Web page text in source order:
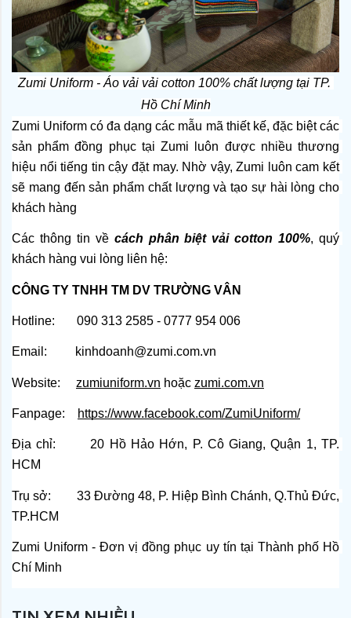
Zumi Uniform - Áo vải vải cotton 100% chất lượng tại TP.
Hồ Chí Minh
Zumi Uniform có đa dạng các mẫu mã thiết kế, đặc biệt các
sản phẩm đồng phục tại Zumi luôn được nhiều thương
hiệu nổi tiếng tin cậy đặt may. Nhờ vậy, Zumi luôn cam kết
sẽ mang đến sản phẩm chất lượng và tạo sự hài lòng cho
khách hàng
Các thông tin về cách phân biệt vải cotton 100%, quý
khách hàng vui lòng liên hệ:
CÔNG TY TNHH TM DV TRƯỜNG VÂN
Hotline:       090 313 2585 - 0777 954 006
Email:         kinhdoanh@zumi.com.vn
Website: zumiuniform.vn hoặc zumi.com.vn
Fanpage: https://www.facebook.com/ZumiUniform/
Địa chỉ:       20 Hồ Hảo Hớn, P. Cô Giang, Quận 1, TP.
HCM
Trụ sở:        33 Đường 48, P. Hiệp Bình Chánh, Q.Thủ Đức,
TP.HCM
Zumi Uniform - Đơn vị đồng phục uy tín tại Thành phố Hồ
Chí Minh